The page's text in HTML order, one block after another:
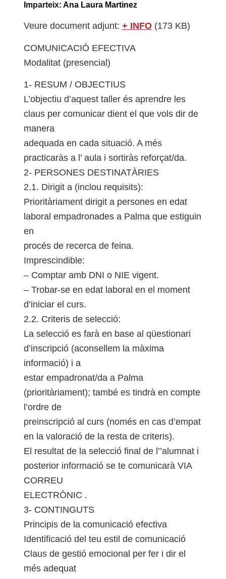
Imparteix:Ana Laura Martinez
Veure document adjunt:+ INFO (173 KB)
COMUNICACIÓ EFECTIVA
Modalitat (presencial)
1- RESUM / OBJECTIUS
L’objectiu d’aquest taller és aprendre les
claus per comunicar dient el que vols dir de
manera
adequada en cada situació. A més
practicaràs a l’ aula i sortiràs reforçat/da.
2- PERSONES DESTINATÀRIES
2.1. Dirigit a (inclou requisits):
Prioritàriament dirigit a persones en edat
laboral empadronades a Palma que estiguin
en
procés de recerca de feina.
Imprescindible:
– Comptar amb DNI o NIE vigent.
– Trobar-se en edat laboral en el moment
d’iniciar el curs.
2.2. Criteris de selecció:
La selecció es farà en base al qüestionari
d’inscripció (aconsellem la màxima
informació) i a
estar empadronat/da a Palma
(prioritàriament); també es tindrà en compte
l’ordre de
preinscripció al curs (només en cas d’empat
en la valoració de la resta de criteris).
El resultat de la selecció final de l’’alumnat i
posterior informació se te comunicarà VIA
CORREU
ELECTRÒNIC .
3- CONTINGUTS
Principis de la comunicació efectiva
Identificació del teu estil de comunicació
Claus de gestió emocional per fer i dir el
més adequat